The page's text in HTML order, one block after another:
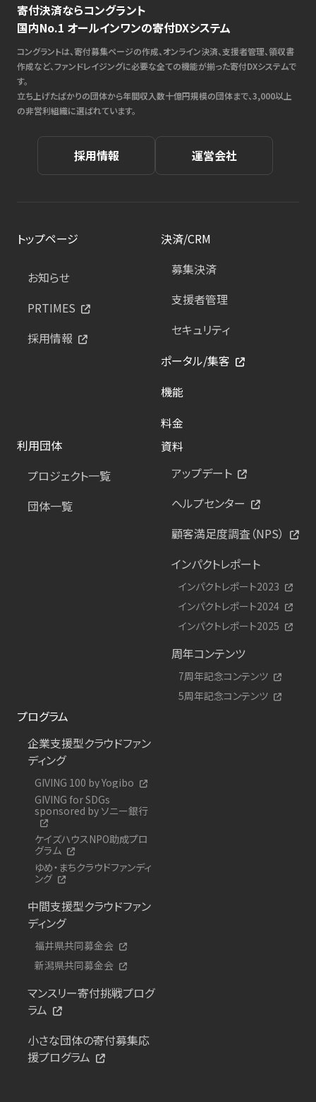
寄付決済ならコングラント
国内No.1 オールインワンの寄付DXシステム
コングラントは、寄付募集ページの作成、オンライン決済、支援者管理、領収書
作成など、ファンドレイジングに必要な全ての機能が揃った寄付DXシステムで
す。
立ち上げたばかりの団体から年間収入数十億円規模の団体まで、3,000以上
の非営利組織に選ばれています。
採用情報 運営会社
トップページ
お知らせ
PRTIMES
採用情報
決済/CRM
募集決済
支援者管理
セキュリティ
ポータル/集客
機能
料金
利用団体
プロジェクト一覧
団体一覧
資料
アップデート
ヘルプセンター
顧客満足度調査（NPS）
インパクトレポート
インパクトレポート2023
インパクトレポート2024
インパクトレポート2025
周年コンテンツ
7周年記念コンテンツ
5周年記念コンテンツ
プログラム
企業支援型クラウドファン
ディング
GIVING 100 by Yogibo
GIVING for SDGs
sponsored by ソニー銀行
ケイズハウスNPO助成プロ
グラム
ゆめ・まちクラウドファンディ
ング
中間支援型クラウドファン
ディング
福井県共同募金会
新潟県共同募金会
マンスリー寄付挑戦プログ
ラム
小さな団体の寄付募集応
援プログラム